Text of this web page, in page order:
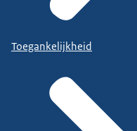
Toegankelijkheid